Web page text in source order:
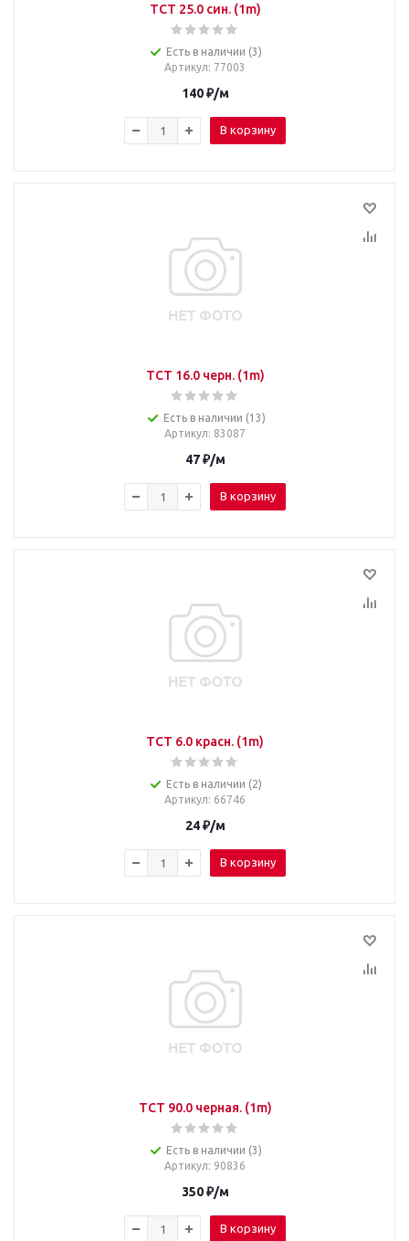
TCT 25.0 син. (1m)
Есть в наличии (3)
Артикул: 77003
140₽/м
В корзину
TCT 16.0 черн. (1m)
Есть в наличии (13)
Артикул: 83087
47₽/м
В корзину
TCT 6.0 красн. (1m)
Есть в наличии (2)
Артикул: 66746
24₽/м
В корзину
TCT 90.0 черная. (1m)
Есть в наличии (3)
Артикул: 90836
350₽/м
В корзину